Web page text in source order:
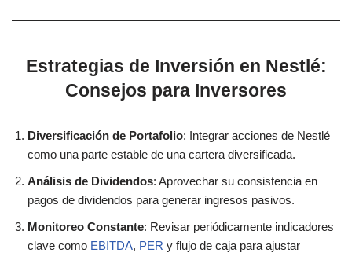
Estrategias de Inversión en Nestlé:
Consejos para Inversores
Diversificación de Portafolio: Integrar acciones de Nestlé
como una parte estable de una cartera diversificada.
Análisis de Dividendos: Aprovechar su consistencia en
pagos de dividendos para generar ingresos pasivos.
Monitoreo Constante: Revisar periódicamente indicadores
clave como EBITDA, PER y flujo de caja para ajustar